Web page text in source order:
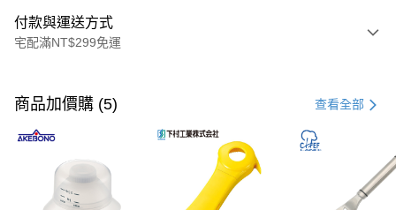
付款與運送方式
宅配滿NT$299免運
信用卡一次付款
超商取貨付款
LINE Pay
Apple Pay
商品加價購 (5) 查看全部